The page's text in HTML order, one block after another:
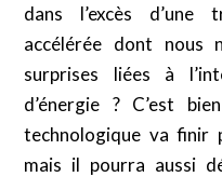
dans l’excès d’une
accélérée dont nous
surprises liées à
d’énergie ? C’est
technologique va finir
mais il pourra aussi